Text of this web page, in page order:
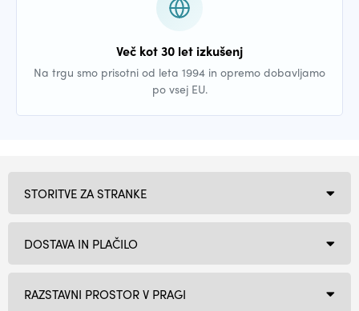
Več kot 30 let izkušenj
Na trgu smo prisotni od leta 1994 in opremo dobavljamo
po vsej EU.
RAZSTAVNI PROSTOR V PRAGI
STORITVE ZA STRANKE
DOSTAVA IN PLAČILO